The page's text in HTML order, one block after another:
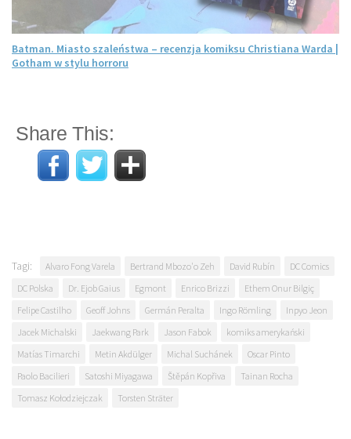
Batman. Miasto szaleństwa – recenzja komiksu Christiana Warda |
Gotham w stylu horroru
Share This:
Tagi: Alvaro Fong Varela Bertrand Mbozo'o Zeh David Rubín
DC Comics
DC Polska
Dr. Ejob Gaius Egmont Enrico Brizzi
Ethem Onur Bilgiç
Felipe Castilho
Geoff Johns Germán Peralta Ingo Römling
Inpyo Jeon
Jacek Michalski
Jaekwang Park Jason Fabok
komiks amerykański
Matías Timarchi
Metin Akdülger Michal Suchánek
Oscar Pinto
Paolo Bacilieri
Satoshi Miyagawa Štěpán Kopřiva
Tainan Rocha
Tomasz Kołodziejczak
Torsten Sträter